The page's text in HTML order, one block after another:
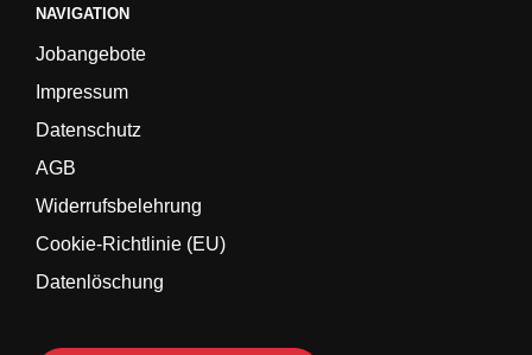
NAVIGATION
Jobangebote
Impressum
Datenschutz
AGB
Widerrufsbelehrung
Cookie-Richtlinie (EU)
Datenlöschung